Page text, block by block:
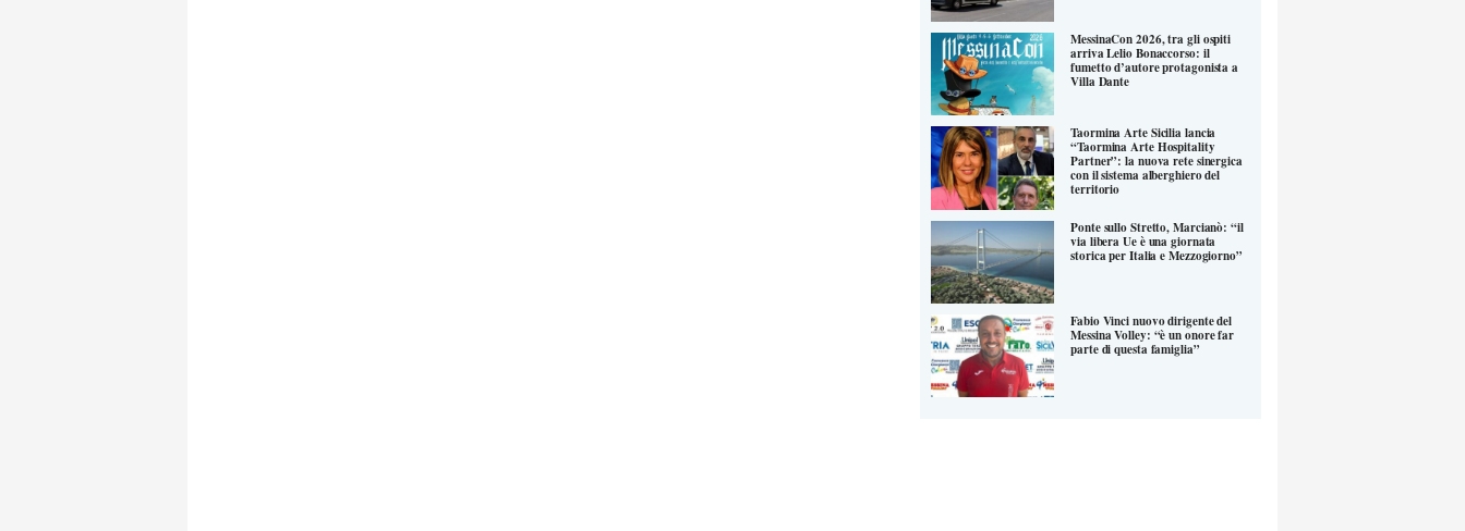
MessinaCon 2026, tra gli ospiti
arriva Lelio Bonaccorso: il
fumetto d’autore protagonista a
Villa Dante
Taormina Arte Sicilia lancia
“Taormina Arte Hospitality
Partner”: la nuova rete sinergica
con il sistema alberghiero del
territorio
Ponte sullo Stretto, Marcianò: “il
via libera Ue è una giornata
storica per Italia e Mezzogiorno”
Fabio Vinci nuovo dirigente del
Messina Volley: “è un onore far
parte di questa famiglia”